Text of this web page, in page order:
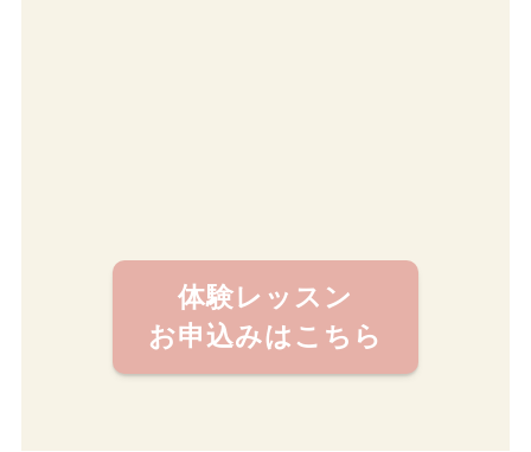
体験レッスン
お申込みはこちら